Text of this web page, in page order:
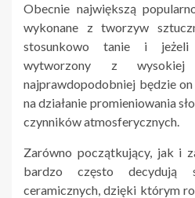
Obecnie największą
wykonane z tworzyw
stosunkowo tanie i jeżeli
wytworzony z wysokiej
najprawdopodobniej będzie
na działanie promieniowania
czynników atmosferycznych.
Zarówno początkujący, jak i
bardzo często
ceramicznych, dzięki którym